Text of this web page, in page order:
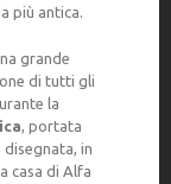
più antica.
grande
di tutti gli
la
, portata
in
casa di Alfa